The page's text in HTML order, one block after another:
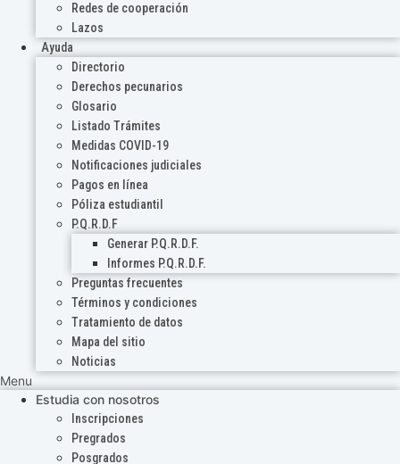
Redes de cooperación
Lazos
Ayuda
Directorio
Derechos pecunarios
Glosario
Listado Trámites
Medidas COVID-19
Notificaciones judiciales
Pagos en línea
Póliza estudiantil
P.Q.R.D.F
Generar P.Q.R.D.F.
Informes P.Q.R.D.F.
Preguntas frecuentes
Términos y condiciones
Tratamiento de datos
Mapa del sitio
Noticias
Menu
Estudia con nosotros
Inscripciones
Pregrados
Posgrados